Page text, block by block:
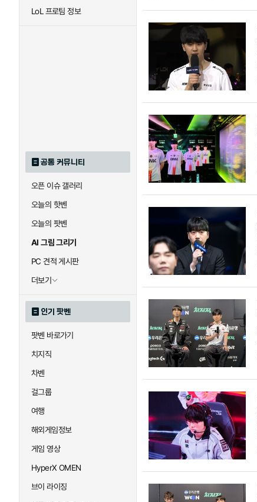
LoL 프로팀 정보
공통 커뮤니티
오픈 이슈 갤러리
오늘의 핫벤
오늘의 팟벤
AI 그림 그리기
PC 견적 게시판
더보기
인기 팟벤
팟벤 바로가기
치지직
차벤
걸그룹
여행
해외게임정보
게임 영상
HyperX OMEN
브이 라이징